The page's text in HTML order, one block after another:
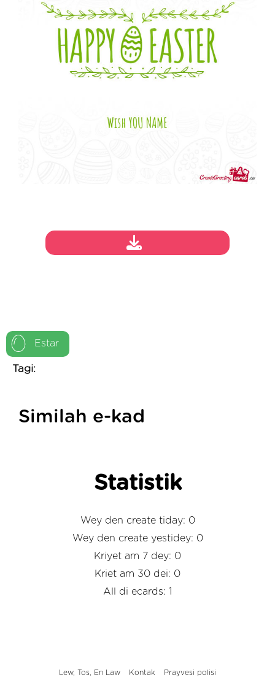
Estar
Tagi:
Similah e-kad
Statistik
Wey den create tiday: 0
Wey den create yestidey: 0
Kriyet am 7 dey: 0
Kriet am 30 dei: 0
All di ecards: 1
Lew, Tos, En Law Kontak Prayvesi polisi